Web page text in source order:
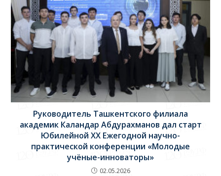
Руководитель Ташкентского филиала
академик Каландар Абдурахманов дал старт
Юбилейной XX Ежегодной научно-
практической конференции «Молодые
учёные-инноваторы»
02.05.2026